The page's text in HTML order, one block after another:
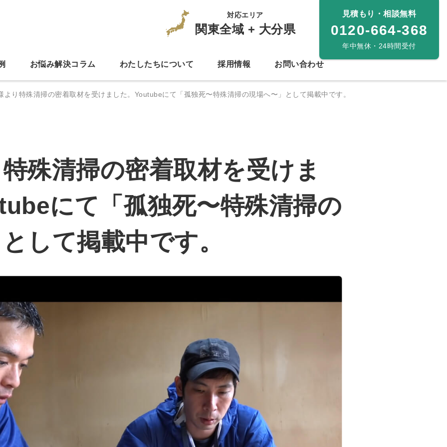
対応エリア
関東全域 + 大分県
見積もり・相談無料
0120-664-368
年中無休・24時間受付
お悩み解決コラム わたしたちについて 採用情報 お問い合わせ
より特殊清掃の密着取材を受けました。Youtubeにて「孤独死〜特殊清掃の現場へ〜」として掲載中です。
殊清掃の密着取材を受けま
にて「孤独死〜特殊清掃の
して掲載中です。